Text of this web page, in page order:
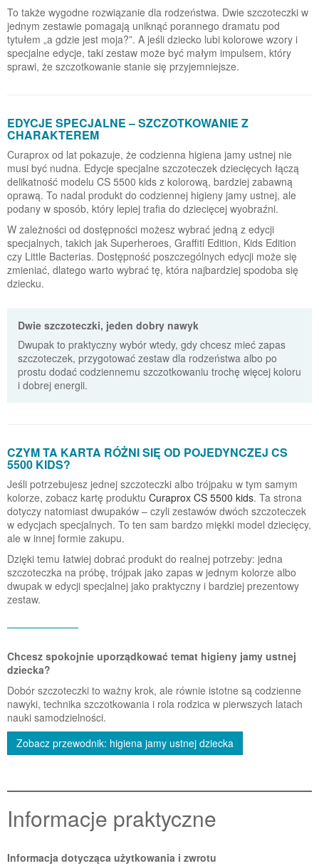
To także wygodne rozwiązanie dla rodzeństwa. Dwie szczoteczki w
jednym zestawie pomagają uniknąć porannego dramatu pod
tytułem „a gdzie jest moja?”. A jeśli dziecko lubi kolorowe wzory i
specjalne edycje, taki zestaw może być małym impulsem, który
sprawi, że szczotkowanie stanie się przyjemniejsze.
EDYCJE SPECJALNE – SZCZOTKOWANIE Z
CHARAKTEREM
Curaprox od lat pokazuje, że codzienna higiena jamy ustnej nie
musi być nudna. Edycje specjalne szczoteczek dziecięcych łączą
delikatność modelu CS 5500 kids z kolorową, bardziej zabawną
oprawą. To nadal produkt do codziennej higieny jamy ustnej, ale
podany w sposób, który lepiej trafia do dziecięcej wyobraźni.
W zależności od dostępności możesz wybrać jedną z edycji
specjalnych, takich jak Superheroes, Graffiti Edition, Kids Edition
czy Little Bacterias. Dostępność poszczególnych edycji może się
zmieniać, dlatego warto wybrać tę, która najbardziej spodoba się
dziecku.
Dwie szczoteczki, jeden dobry nawyk
Dwupak to praktyczny wybór wtedy, gdy chcesz mieć zapas
szczoteczek, przygotować zestaw dla rodzeństwa albo po
prostu dodać codziennemu szczotkowaniu trochę więcej koloru
i dobrej energii.
CZYM TA KARTA RÓŻNI SIĘ OD POJEDYNCZEJ CS
5500 KIDS?
Jeśli potrzebujesz jednej szczoteczki albo trójpaku w tym samym
kolorze, zobacz kartę produktu Curaprox CS 5500 kids. Ta strona
dotyczy natomiast dwupaków – czyli zestawów dwóch szczoteczek
w edycjach specjalnych. To ten sam bardzo miękki model dziecięcy,
ale w innej formie zakupu.
Dzięki temu łatwiej dobrać produkt do realnej potrzeby: jedna
szczoteczka na próbę, trójpak jako zapas w jednym kolorze albo
dwupak w edycji specjalnej jako praktyczny i bardziej prezentowy
zestaw.
Chcesz spokojnie uporządkować temat higieny jamy ustnej
dziecka?
Dobór szczoteczki to ważny krok, ale równie istotne są codzienne
nawyki, technika szczotkowania i rola rodzica w pierwszych latach
nauki samodzielności.
Zobacz przewodnik: higiena jamy ustnej dziecka
Informacje praktyczne
Informacja dotycząca użytkowania i zwrotu